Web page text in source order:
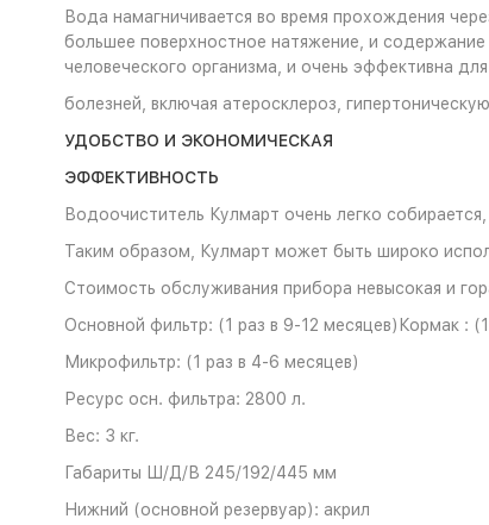
Вода намагничивается во время прохождения
большее поверхностное натяжение, и
человеческого организма, и очень эффективна
болезней, включая атеросклероз,
УДОБСТВО И ЭКОНОМИЧЕСКАЯ
ЭФФЕКТИВНОСТЬ
Водоочиститель Кулмарт очень легко
Таким образом, Кулмарт может быть широко
Стоимость обслуживания прибора невысокая и
Основной фильтр: (1 раз в 9-12 месяцев)Кормак :
Микрофильтр: (1 раз в 4-6 месяцев)
Ресурс осн. фильтра: 2800 л.
Вес: 3 кг.
Габариты Ш/Д/В 245/192/445 мм
Нижний (основной резервуар): акрил